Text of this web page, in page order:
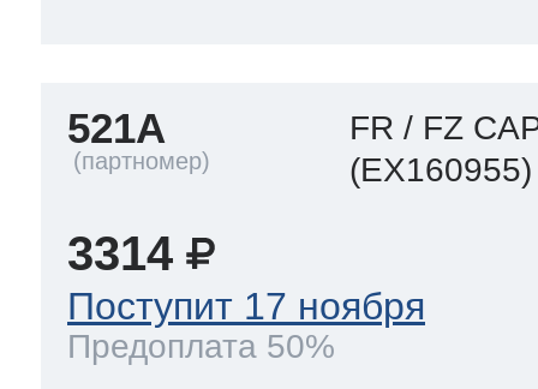
521A
FR / FZ
(EX160955)
3314
Поступит 17 ноября
Предоплата 50%